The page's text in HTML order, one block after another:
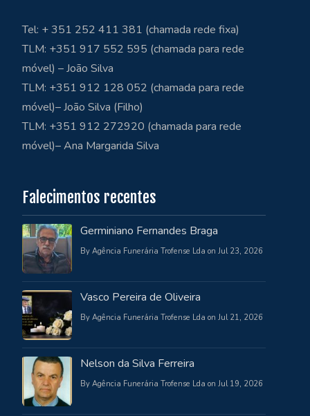
Tel: + 351 252 411 381 (chamada rede fixa)
TLM: +351 917 552 595 (chamada para rede
móvel) – João Silva
TLM: +351 912 128 052 (chamada para rede
móvel)– João Silva (Filho)
TLM: +351 912 272920 (chamada para rede
móvel)– Ana Margarida Silva
Falecimentos recentes
Germiniano Fernandes Braga
By Agência Funerária Trofense Lda on Jul 23, 2026
Vasco Pereira de Oliveira
By Agência Funerária Trofense Lda on Jul 21, 2026
Nelson da Silva Ferreira
By Agência Funerária Trofense Lda on Jul 19, 2026